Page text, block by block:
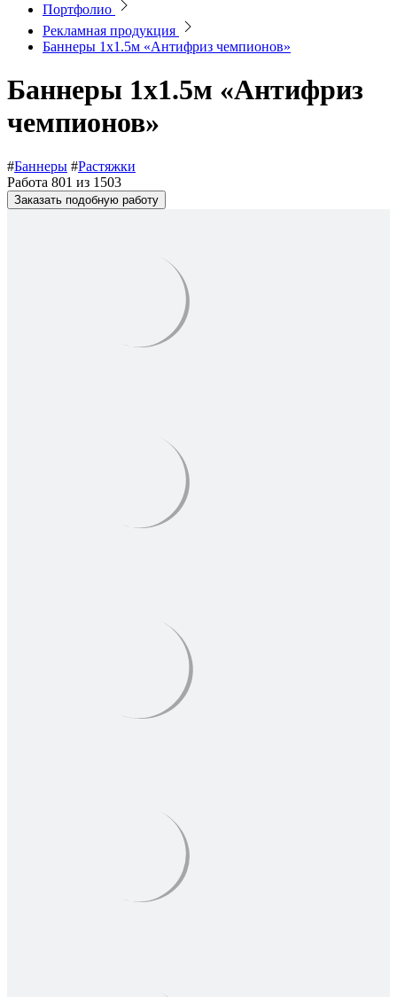
Портфолио
Рекламная продукция
Баннеры 1х1.5м «Антифриз чемпионов»
Баннеры 1х1.5м «Антифриз
чемпионов»
#Баннеры #Растяжки
Работа 801 из 1503
Заказать подобную работу